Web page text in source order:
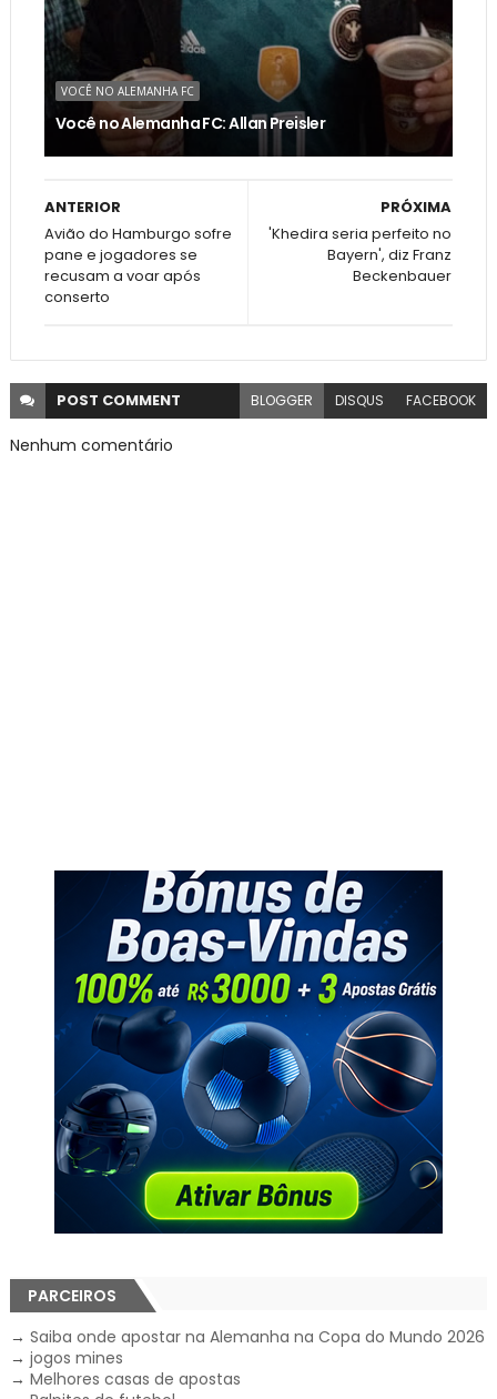
VOCÊ NO ALEMANHA FC
Você no Alemanha FC: Allan Preisler
PRÓXIMA
'Khedira seria perfeito no
Bayern', diz Franz
Beckenbauer
ANTERIOR
Avião do Hamburgo sofre
pane e jogadores se
recusam a voar após
conserto
POST COMMENT BLOGGER DISQUS FACEBOOK
Nenhum comentário
PARCEIROS
→ Saiba onde apostar na Alemanha na Copa do Mundo 2026
→ jogos mines
→ Melhores casas de apostas